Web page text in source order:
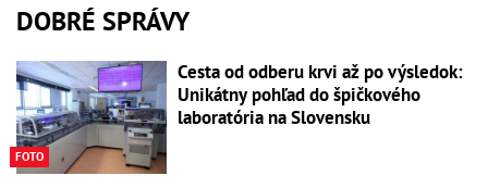
DOBRÉ SPRÁVY
FOTO
Cesta od odberu krvi až po výsledok:
Unikátny pohľad do špičkového
laboratória na Slovensku